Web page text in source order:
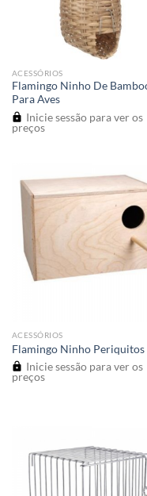
ACESSÓRIOS
Flamingo Ninho De
Para Aves
Inicie sessão para ver os
preços
ACESSÓRIOS
Flamingo Ninho Periquitos
Inicie sessão para ver os
preços